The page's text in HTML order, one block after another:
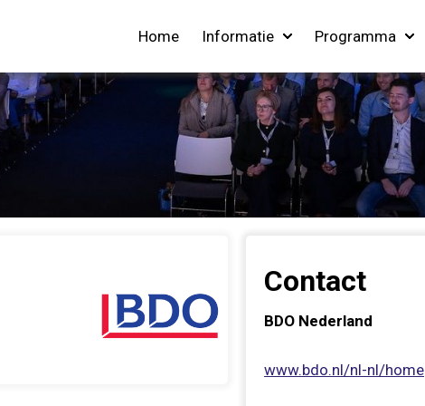
Home Informatie Programma
Contact
BDO Nederland
www.bdo.nl/nl-nl/home